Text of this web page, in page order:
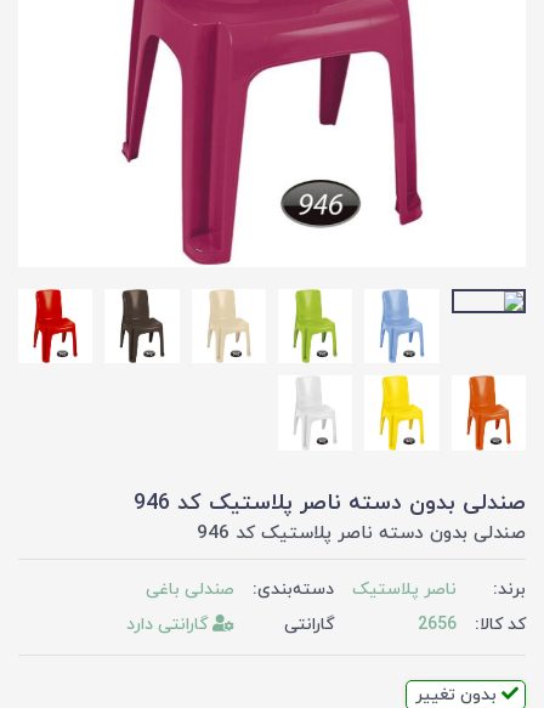
صندلی بدون دسته ناصر پلاستیک کد 946
صندلی بدون دسته ناصر پلاستیک کد 946
برند: ناصر پلاستیک دسته‌بندی:
صندلی باغی
کد کالا:
2656 گارانتی گارانتی دارد
بدون تغییر